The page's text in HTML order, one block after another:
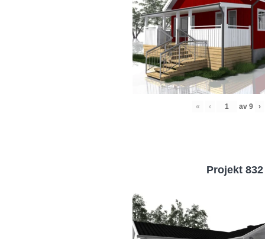
« ‹ av 9 ›
Projekt 832